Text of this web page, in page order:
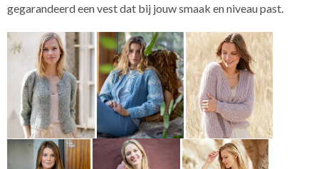
gegarandeerd een vest dat bij jouw smaak en niveau past.